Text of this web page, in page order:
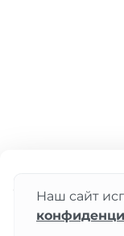
0 ₽Наш сайт